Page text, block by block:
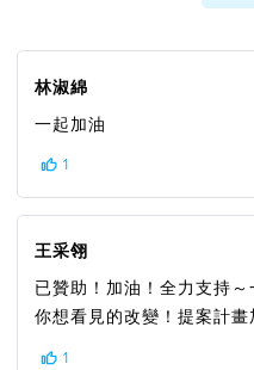
林淑綿
一起加油
1
王采翎
已贊助！加油！全力支持
你想看見的改變！提案計畫
1